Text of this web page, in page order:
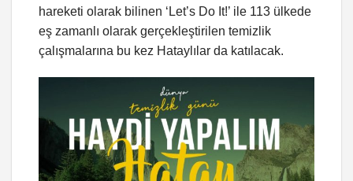
hareketi olarak bilinen ‘Let’s Do It!’ ile 113 ülkede
eş zamanlı olarak gerçekleştirilen temizlik
çalışmalarına bu kez Hataylılar da katılacak.